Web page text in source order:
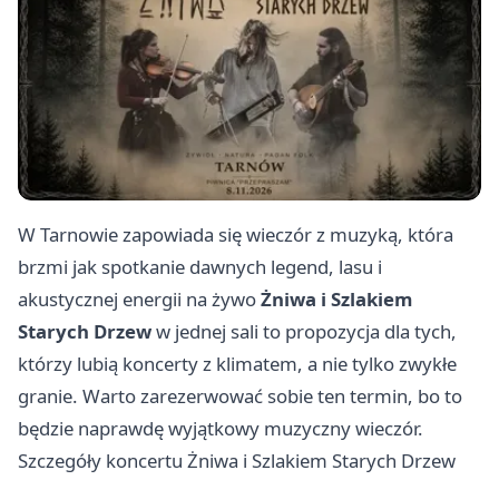
W Tarnowie zapowiada się wieczór z muzyką, która
brzmi jak spotkanie dawnych legend, lasu i
akustycznej energii na żywoŻniwa i Szlakiem
Starych Drzeww jednej sali to propozycja dla tych,
którzy lubią koncerty z klimatem, a nie tylko zwykłe
granie. Warto zarezerwować sobie ten termin, bo to
będzie naprawdę wyjątkowy muzyczny wieczór.
Szczegóły koncertu Żniwa i Szlakiem Starych Drzew